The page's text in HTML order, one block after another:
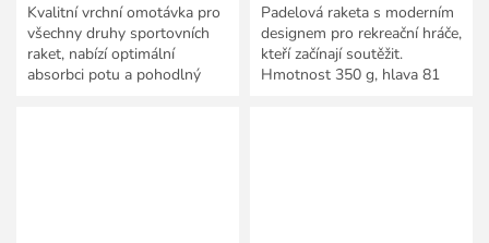
Kvalitní vrchní omotávka pro
všechny druhy sportovních
raket, nabízí optimální
absorbci potu a pohodlný
Padelová raketa s moderním
designem pro rekreační hráče,
kteří začínají soutěžit.
Hmotnost 350 g, hlava 81